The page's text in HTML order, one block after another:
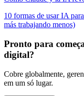
10 formas de usar IA
más trabajando menos)
Pronto para
digital?
Cobre globalmente,
em um só lugar.